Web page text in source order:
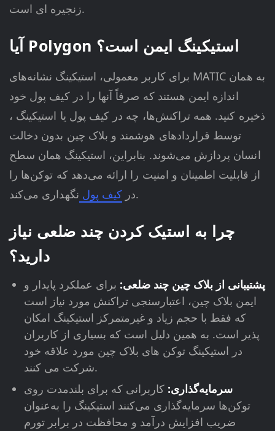
زنجیره ای است.
آیا Polygon استیکینگ ایمن است؟
برای کاربر معمولی، استیکینگ نشانه‌های MATIC به همان
اندازه ایمن هستند که صرفاً آنها را در کیف پول خود
ذخیره کنید. همه تراکنش‌ها، چه در کیف پول یا استیکینگ ،
توسط قراردادهای هوشمند و بلاک چین بدون دخالت
انسان پردازش می‌شوند. بنابراین، استیکینگ همان سطح
از قابلیت اطمینان و امنیت را ارائه می‌دهد که توکن‌ها را
در کیف پول نگهداری می‌کند.
چرا به استیک کردن چند ضلعی نیاز
دارید؟
پشتیبانی از بلاک چین چند ضلعی: برای عملکرد پایدار و
ایمن بلاک چین، اعتبارسنجی تراکنش مورد نیاز است
که فقط با حجم زیاد و غیرمتمرکز استیکینگ امکان
پذیر است. به همین دلیل است که بسیاری از کاربران
در استیکینگ توکن های بلاک چین مورد علاقه خود
شرکت می کنند.
سرمایه‌گذاری: کاربرانی که برای بلندمدت روی
توکن‌ها سرمایه‌گذاری می‌کنند استیکینگ را به‌عنوان
ضریب افزایش درآمد و محافظت در برابر تورم